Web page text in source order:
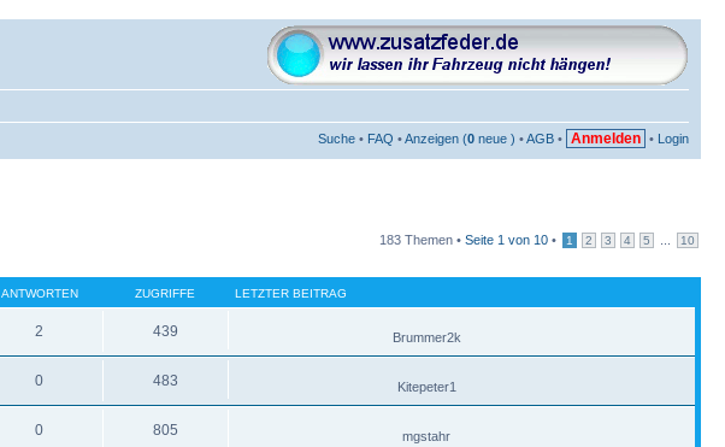
Suche • FAQ •Anzeigen (0 neue ) •AGB • Anmelden • Login
183 Themen • Seite 1 von 10 • 1 2 3 4 5 10
ANTWORTEN ZUGRIFFE LETZTER BEITRAG
2 439 Brummer2k
0 483 Kitepeter1
0 805 mgstahr